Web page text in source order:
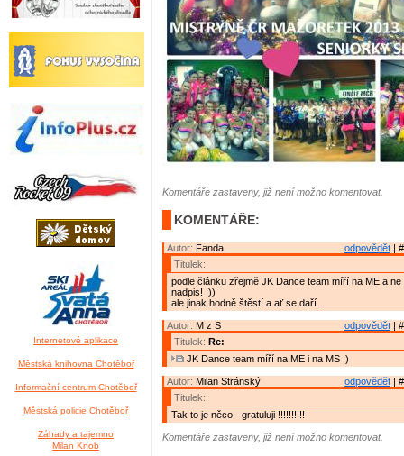
Internetové aplikace
Městská knihovna Chotěboř
Informační centrum Chotěboř
Městská policie Chotěboř
Záhady a tajemno
Milan Knob
Komentáře zastaveny, již není možno komentovat.
KOMENTÁŘE:
odpovědět |
Autor: Fanda
Titulek:
podle článku zřejmě JK Dance team míří na ME a
nadpis! :))
ale jinak hodně štěstí a ať se daří...
odpovědět |
Autor: M z S
Titulek: Re:
JK Dance team míří na ME i na MS :)
odpovědět |
Autor: Milan Stránský
Titulek:
Tak to je něco - gratuluji !!!!!!!!!!
Komentáře zastaveny, již není možno komentovat.